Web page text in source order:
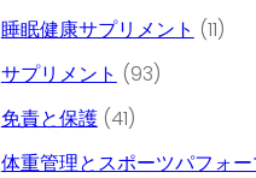
睡眠健康サプリメント
1111個
サプリメント
9393個の商品
免責と保護 4141個の商品
体重管理とスポーツパフォ